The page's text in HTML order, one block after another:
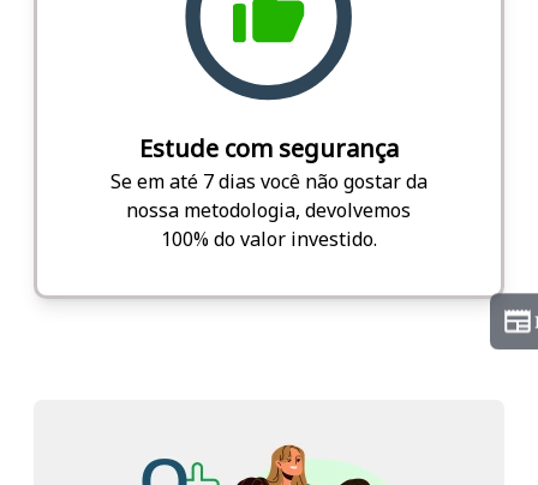
Estude com segurança
Se em até 7 dias você não gostar da
nossa metodologia, devolvemos
100% do valor investido.